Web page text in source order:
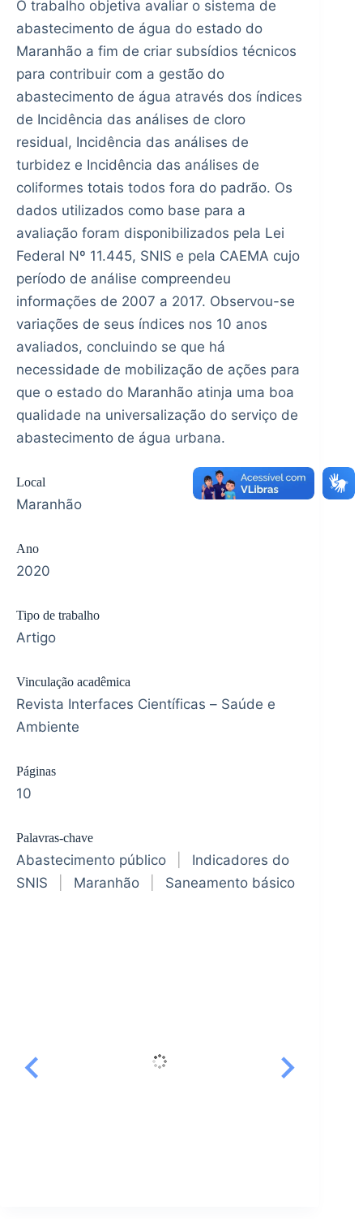
O trabalho objetiva avaliar o sistema de
abastecimento de água do estado do
Maranhão a fim de criar subsídios técnicos
para contribuir com a gestão do
abastecimento de água através dos índices
de Incidência das análises de cloro
residual, Incidência das análises de
turbidez e Incidência das análises de
coliformes totais todos fora do padrão. Os
dados utilizados como base para a
avaliação foram disponibilizados pela Lei
Federal Nº 11.445, SNIS e pela CAEMA cujo
período de análise compreendeu
informações de 2007 a 2017. Observou-se
variações de seus índices nos 10 anos
avaliados, concluindo se que há
necessidade de mobilização de ações para
que o estado do Maranhão atinja uma boa
qualidade na universalização do serviço de
abastecimento de água urbana.
Local
Maranhão
Ano
2020
Tipo de trabalho
Artigo
Vinculação acadêmica
Revista Interfaces Científicas – Saúde e
Ambiente
Páginas
10
Palavras-chave
Abastecimento público
Indicadores do
SNIS
Maranhão Saneamento básico